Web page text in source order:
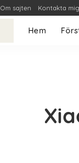
Om sajten Kontakta mig
Hem